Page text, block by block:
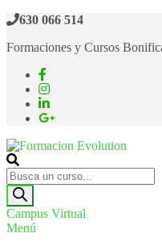
Saltar
contenido
630 066 514
Formaciones y Cursos
Formacion Evolution
Cursos de formación continua
Búsqueda
de
productos
Campus Virtual
Menú